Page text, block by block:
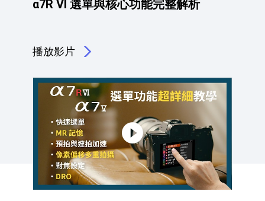
α7R VI 選單與核心功能完整解析
播放影片
點擊播放：α7R VI 選單與核心功能完整解析